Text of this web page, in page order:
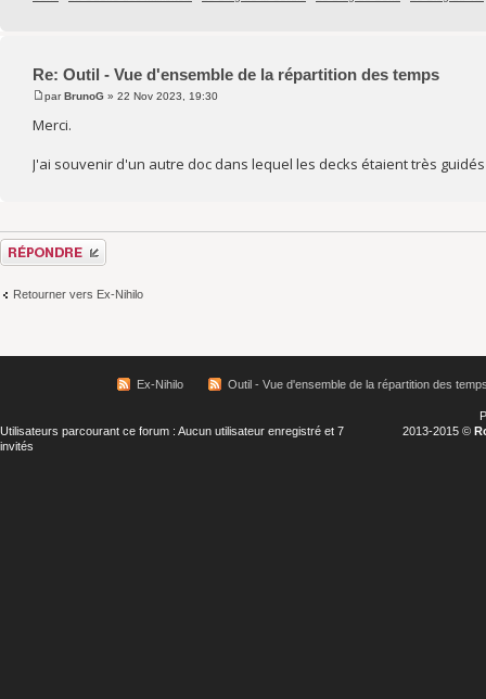
Re: Outil - Vue d'ensemble de la répartition des temps
parBrunoG » 22 Nov 2023, 19:30
Merci.
J'ai souvenir d'un autre doc dans lequel les decks étaient très
Répondre
Retourner vers Ex-Nihilo
Ex-Nihilo Outil - Vue d'ensemble de la répartition des
Utilisateurs parcourant ce forum : Aucun utilisateur enregistré et 7
invités
2013-2015 ©